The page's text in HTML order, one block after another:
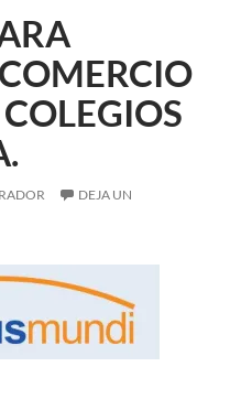
DEJA UN